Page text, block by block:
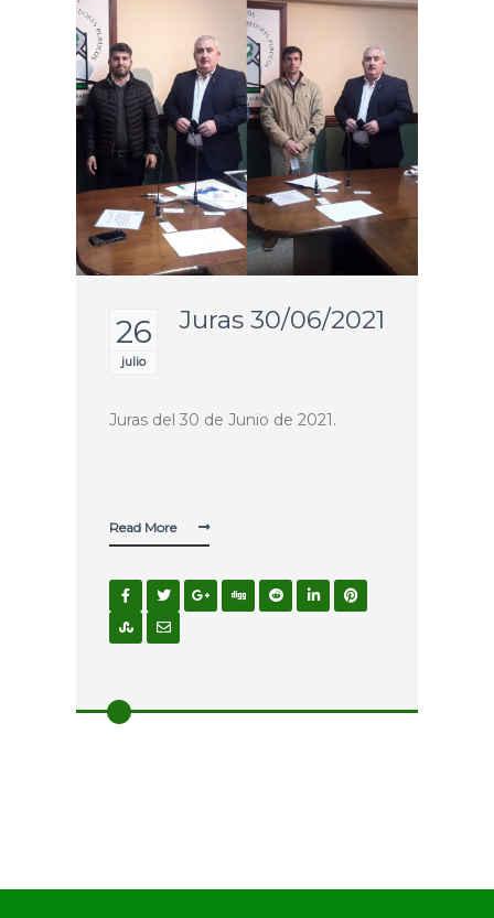
26
julio
Juras 30/06/2021
Juras del 30 de Junio de 2021.
Read More